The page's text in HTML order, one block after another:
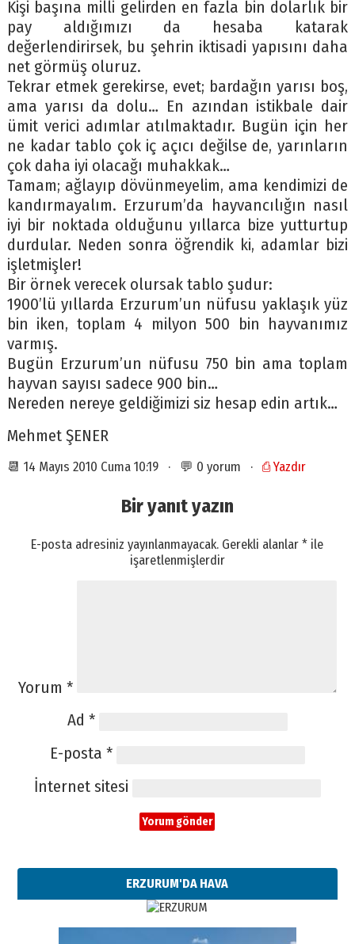
Kişi başına milli gelirden en fazla bin dolarlık bir
pay aldığımızı da hesaba katarak
değerlendirirsek, bu şehrin iktisadi yapısını daha
net görmüş oluruz.
Tekrar etmek gerekirse, evet; bardağın yarısı boş,
ama yarısı da dolu… En azından istikbale dair
ümit verici adımlar atılmaktadır. Bugün için her
ne kadar tablo çok iç açıcı değilse de, yarınların
çok daha iyi olacağı muhakkak…
Tamam; ağlayıp dövünmeyelim, ama kendimizi de
kandırmayalım. Erzurum’da hayvancılığın nasıl
iyi bir noktada olduğunu yıllarca bize yutturtup
durdular. Neden sonra öğrendik ki, adamlar bizi
işletmişler!
Bir örnek verecek olursak tablo şudur:
1900’lü yıllarda Erzurum’un nüfusu yaklaşık yüz
bin iken, toplam 4 milyon 500 bin hayvanımız
varmış.
Bugün Erzurum’un nüfusu 750 bin ama toplam
hayvan sayısı sadece 900 bin…
Nereden nereye geldiğimizi siz hesap edin artık…
Mehmet ŞENER
📆 14 Mayıs 2010 Cuma 10:19 · 💬 0 yorum · ⎙ Yazdır
Bir yanıt yazın
E-posta adresiniz yayınlanmayacak. Gerekli alanlar* ile
işaretlenmişlerdir
Yorum *
Ad *
E-posta *
İnternet sitesi
ERZURUM'DA HAVA